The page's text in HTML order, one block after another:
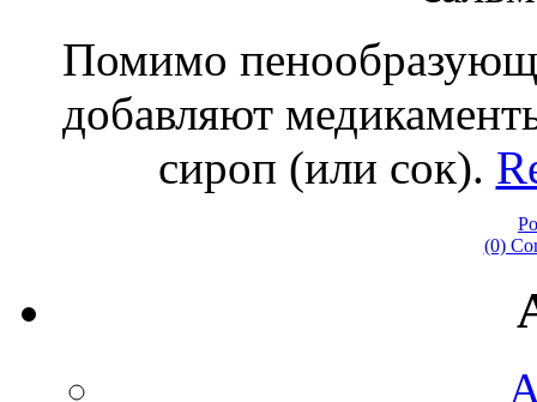
Помимо
добавляют
сироп (или сок).
(0)